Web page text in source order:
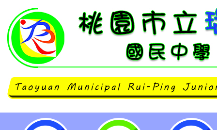
轉知中平路故事館《漫遊宅間-從